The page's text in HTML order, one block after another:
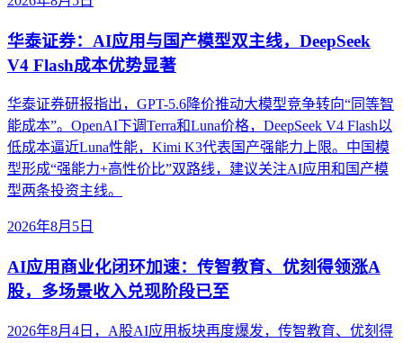
华泰证券：AI应用与国产模型双主线，DeepSeek
V4 Flash成本优势显著
华泰证券研报指出，GPT-5.6降价推动大模型竞争转向“同等智
能成本”。OpenAI下调Terra和Luna价格，DeepSeek V4 Flash以
低成本逼近Luna性能，Kimi K3代表国产强能力上限。中国模
型形成“强能力+高性价比”双路线，建议关注AI应用和国产模
型两条投资主线。
2026年8月5日
AI应用商业化闭环加速：传智教育、优刻得领涨A
股，多场景收入兑现阶段已至
2026年8月4日，A股AI应用板块再度爆发，传智教育、优刻得